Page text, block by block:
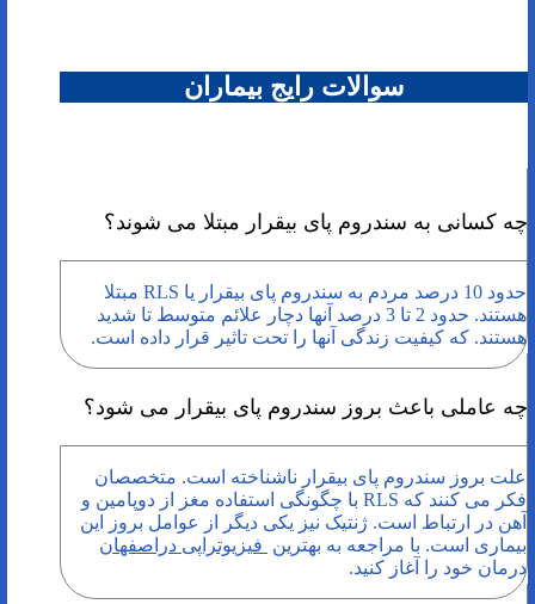
سوالات رایج بیماران
چه کسانی به سندروم پای بیقرار مبتلا می شوند؟
حدود 10 درصد مردم به سندروم پای بیقرار یا RLS مبتلا
هستند. حدود 2 تا 3 درصد آنها دچار علائم متوسط تا شدید
هستند. که کیفیت زندگی آنها را تحت تاثیر قرار داده است.
چه عاملی باعث بروز سندروم پای بیقرار می شود؟
علت بروز سندروم پای بیقرار ناشناخته است. متخصصان
فکر می کنند که RLS با چگونگی استفاده مغز از دوپامین و
آهن در ارتباط است. ژنتیک نیز یکی دیگر از عوامل بروز این
بیماری است. با مراجعه به بهترین فیزیوتراپی دراصفهان
درمان خود را آغاز کنید.